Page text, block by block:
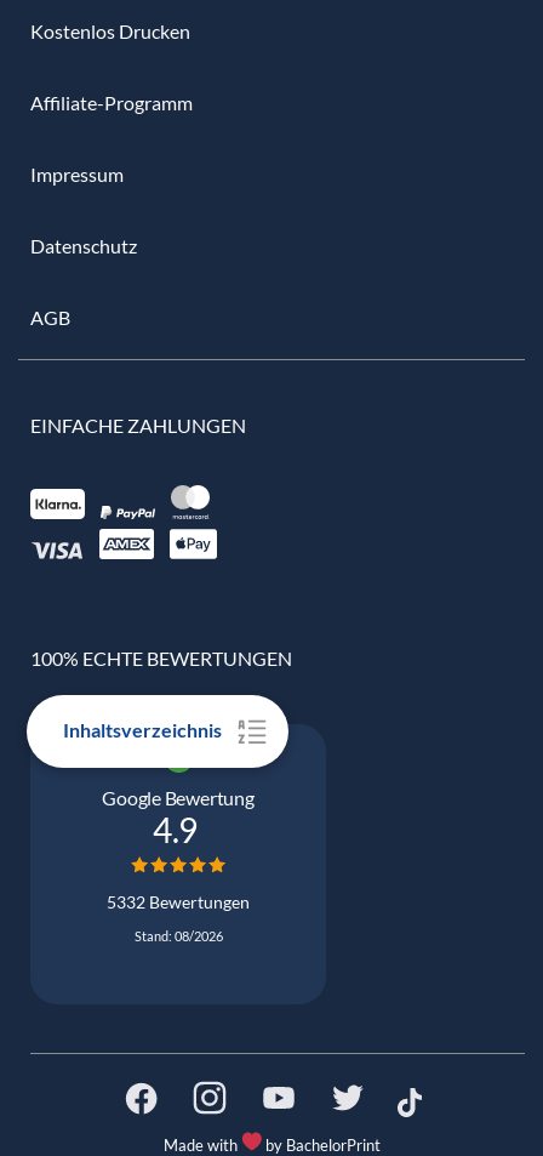
Inhaltsverzeichnis
Kostenlos Drucken
Affiliate-Programm
Impressum
Datenschutz
AGB
EINFACHE ZAHLUNGEN
100% ECHTE BEWERTUNGEN
Google Bewertung
4.9
5332 Bewertungen
Stand: 08/2026
Made with by BachelorPrint